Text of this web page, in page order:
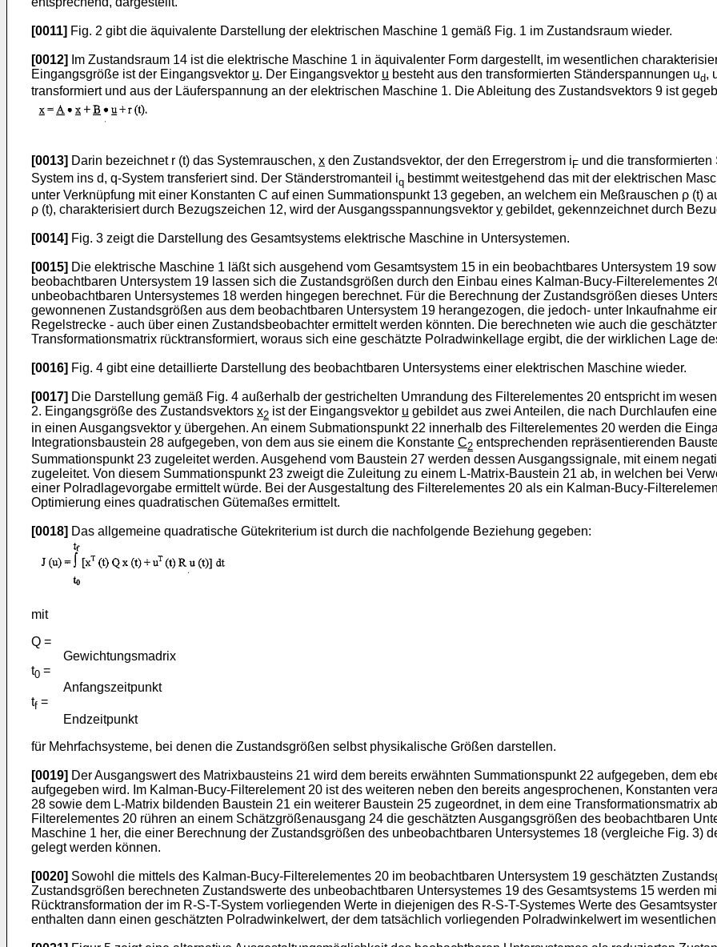
[0011] Fig. 2 gibt die äquivalente Darstellung der elektrischen Maschine 1 gemäß Fig. 1 im Zustandsraum wieder.
[0012]
Im Zustandsraum 14 ist die elektrische Maschine 1 in äquivalenter Form dargestellt, im wesentlichen
Eingangsgröße ist der Eingangsvektor u. Der Eingangsvektor u besteht aus den transformierten Ständerspannungen ud,
transformiert und aus der Läuferspannung an der elektrischen Maschine 1. Die Ableitung des Zustandsvektors 9 ist
[0013] Darin bezeichnet r (t) das Systemrauschen, x den Zustandsvektor, der den Erregerstrom i F und die transformierten
System ins d, q-System transferiert sind. Der Ständerstromanteil iq bestimmt weitestgehend das mit der elektrischen
unter Verknüpfung mit einer Konstanten C auf einen Summationspunkt 13 gegeben, an welchem ein Meßrauschen ρ (t)
ρ (t), charakterisiert durch Bezugszeichen 12, wird der Ausgangsspannungsvektor y gebildet, gekennzeichnet durch
[0014] Fig. 3 zeigt die Darstellung des Gesamtsystems elektrische Maschine in Untersystemen.
[0015] Die elektrische Maschine 1 läßt sich ausgehend vom Gesamtsystem 15 in ein beobachtbares Untersystem 19
beobachtbaren Untersystem 19 lassen sich die Zustandsgrößen durch den Einbau eines Kalman-Bucy-Filterelementes
unbeobachtbaren Untersystemes 18 werden hingegen berechnet. Für die Berechnung der Zustandsgrößen dieses
gewonnenen Zustandsgrößen aus dem beobachtbaren Untersystem 19 herangezogen, die jedoch- unter Inkaufnahme
Regelstrecke - auch über einen Zustandsbeobachter ermittelt werden könnten. Die berechneten wie auch die
Transformationsmatrix rücktransformiert, woraus sich eine geschätzte Polradwinkellage ergibt, die der wirklichen Lage
[0016] Fig. 4 gibt eine detaillierte Darstellung des beobachtbaren Untersystems einer elektrischen Maschine wieder.
[0017] Die Darstellung gemäß Fig. 4 außerhalb der gestrichelten Umrandung des Filterelementes 20 entspricht im
2. Eingangsgröße des Zustandsvektors x2 ist der Eingangsvektor u gebildet aus zwei Anteilen, die nach Durchlaufen
in einen Ausgangsvektor y übergehen. An einem Submationspunkt 22 innerhalb des Filterelementes 20 werden die
Integrationsbaustein 28 aufgegeben, von dem aus sie einem die Konstante C2 entsprechenden repräsentierenden
Summationspunkt 23 zugeleitet werden. Ausgehend vom Baustein 27 werden dessen Ausgangssignale, mit einem
zugeleitet. Von diesem Summationspunkt 23 zweigt die Zuleitung zu einem L-Matrix-Baustein 21 ab, in welchen bei
einer Polradlagevorgabe ermittelt würde. Bei der Ausgestaltung des Filterelementes 20 als ein Kalman-Bucy-
Optimierung eines quadratischen Gütemaßes ermittelt.
[0018] Das allgemeine quadratische Gütekriterium ist durch die nachfolgende Beziehung gegeben:
mit
Q =
Gewichtungsmadrix
t0 =
Anfangszeitpunkt
tf =
Endzeitpunkt
für Mehrfachsysteme, bei denen die Zustandsgrößen selbst physikalische Größen darstellen.
[0019] Der Ausgangswert des Matrixbausteins 21 wird dem bereits erwähnten Summationspunkt 22 aufgegeben, dem
aufgegeben wird. Im Kalman-Bucy-Filterelement 20 ist des weiteren neben den bereits angesprochenen, Konstanten
28 sowie dem L-Matrix bildenden Baustein 21 ein weiterer Baustein 25 zugeordnet, in dem eine Transformationsmatrix
Filterelementes 20 rühren an einem Schätzgrößenausgang 24 die geschätzten Ausgangsgrößen des beobachtbaren
Maschine 1 her, die einer Berechnung der Zustandsgrößen des unbeobachtbaren Untersystemes 18 (vergleiche Fig. 3)
gelegt werden können.
[0020] Sowohl die mittels des Kalman-Bucy-Filterelementes 20 im beobachtbaren Untersystem 19 geschätzten
Zustandsgrößen berechneten Zustandswerte des unbeobachtbaren Untersystemes 19 des Gesamtsystems 15 werden
Rücktransformation der im R-S-T-System vorliegenden Werte in diejenigen des R-S-T-Systemes Werte des
enthalten dann einen geschätzten Polradwinkelwert, der dem tatsächlich vorliegenden Polradwinkelwert im